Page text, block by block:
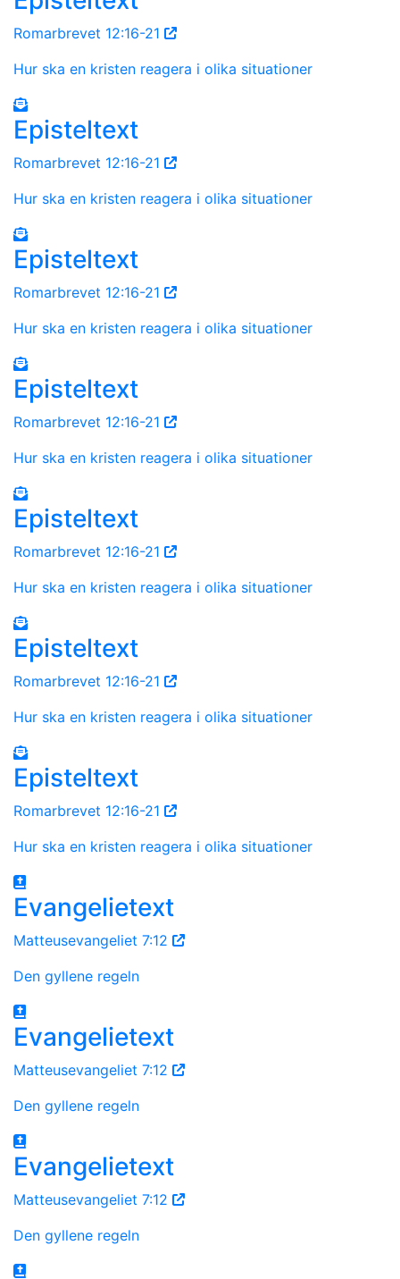
Romarbrevet 12:16-21
Hur ska en kristen reagera i olika situationer
Episteltext
Romarbrevet 12:16-21
Hur ska en kristen reagera i olika situationer
Episteltext
Romarbrevet 12:16-21
Hur ska en kristen reagera i olika situationer
Episteltext
Romarbrevet 12:16-21
Hur ska en kristen reagera i olika situationer
Episteltext
Romarbrevet 12:16-21
Hur ska en kristen reagera i olika situationer
Episteltext
Romarbrevet 12:16-21
Hur ska en kristen reagera i olika situationer
Episteltext
Romarbrevet 12:16-21
Hur ska en kristen reagera i olika situationer
Evangelietext
Matteusevangeliet 7:12
Den gyllene regeln
Evangelietext
Matteusevangeliet 7:12
Den gyllene regeln
Evangelietext
Matteusevangeliet 7:12
Den gyllene regeln